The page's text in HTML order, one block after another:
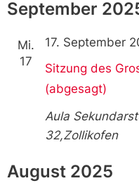
September
Mi.
17
Sitzung des
(abgesagt)
17. September
Aula
32,Zollikofen
August 2025